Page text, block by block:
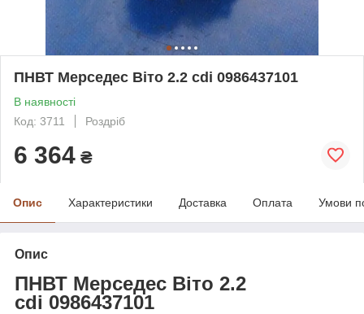
ПНВТ Мерседес Віто 2.2 cdi 0986437101
В наявності
Код: 3711
Роздріб
6 364 ₴
Опис Характеристики Доставка Оплата Умови
Опис
ПНВТ Мерседес Віто 2.2
cdi 0986437101